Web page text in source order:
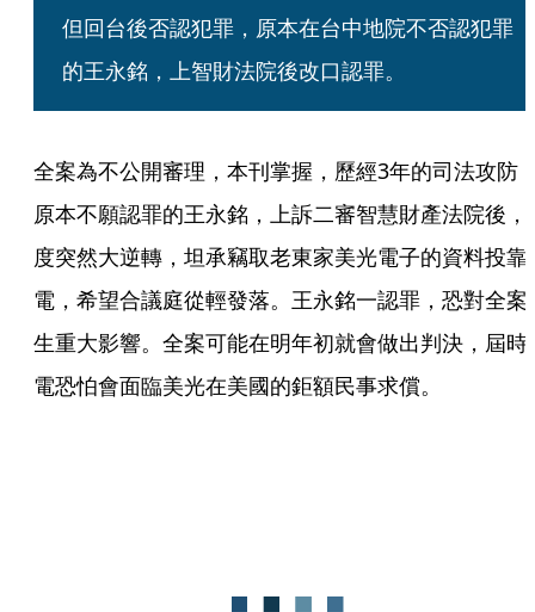
但回台後否認犯罪，原本在台中地院不否認犯罪
的王永銘，上智財法院後改口認罪。
全案為不公開審理，本刊掌握，歷經3年的司法攻防
原本不願認罪的王永銘，上訴二審智慧財產法院後，
度突然大逆轉，坦承竊取老東家美光電子的資料投靠
電，希望合議庭從輕發落。王永銘一認罪，恐對全案
生重大影響。全案可能在明年初就會做出判決，屆時
電恐怕會面臨美光在美國的鉅額民事求償。